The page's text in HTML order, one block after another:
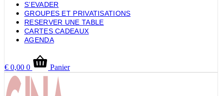
S’EVADER
GROUPES ET PRIVATISATIONS
RESERVER UNE TABLE
CARTES CADEAUX
AGENDA
€ 0,00 0 Panier